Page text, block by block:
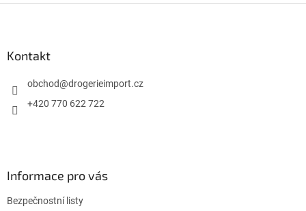
Kontakt
obchod@drogerieimport.cz
+420 770 622 722
Informace pro vás
Bezpečnostní listy